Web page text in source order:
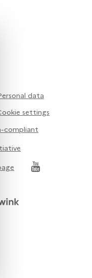
data
settings
compliant